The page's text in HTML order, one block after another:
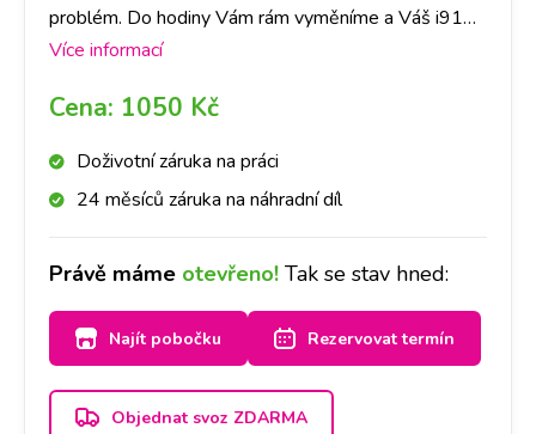
problém. Do hodiny Vám rám vyměníme a Váš i9195
Galaxy S4i bude vypadat zase jako nový.
Více informací
Cena: 1050 Kč
Doživotní záruka na práci
24 měsíců záruka na náhradní díl
Právě máme otevřeno! Tak se stav hned:
Najít pobočku Rezervovat termín
Objednat svoz ZDARMA